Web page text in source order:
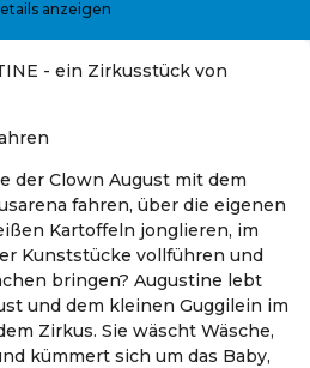
anzeigen
- ein Zirkusstück von
der Clown August mit dem
fahren, über die eigenen
Kartoffeln jonglieren, im
Kunststücke vollführen und
bringen? Augustine lebt
und dem kleinen Guggilein im
Zirkus. Sie wäscht Wäsche,
kümmert sich um das Baby,